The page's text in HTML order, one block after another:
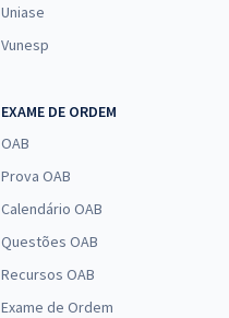
Uniase
Vunesp
EXAME DE ORDEM
OAB
Prova OAB
Calendário OAB
Questões OAB
Recursos OAB
Exame de Ordem